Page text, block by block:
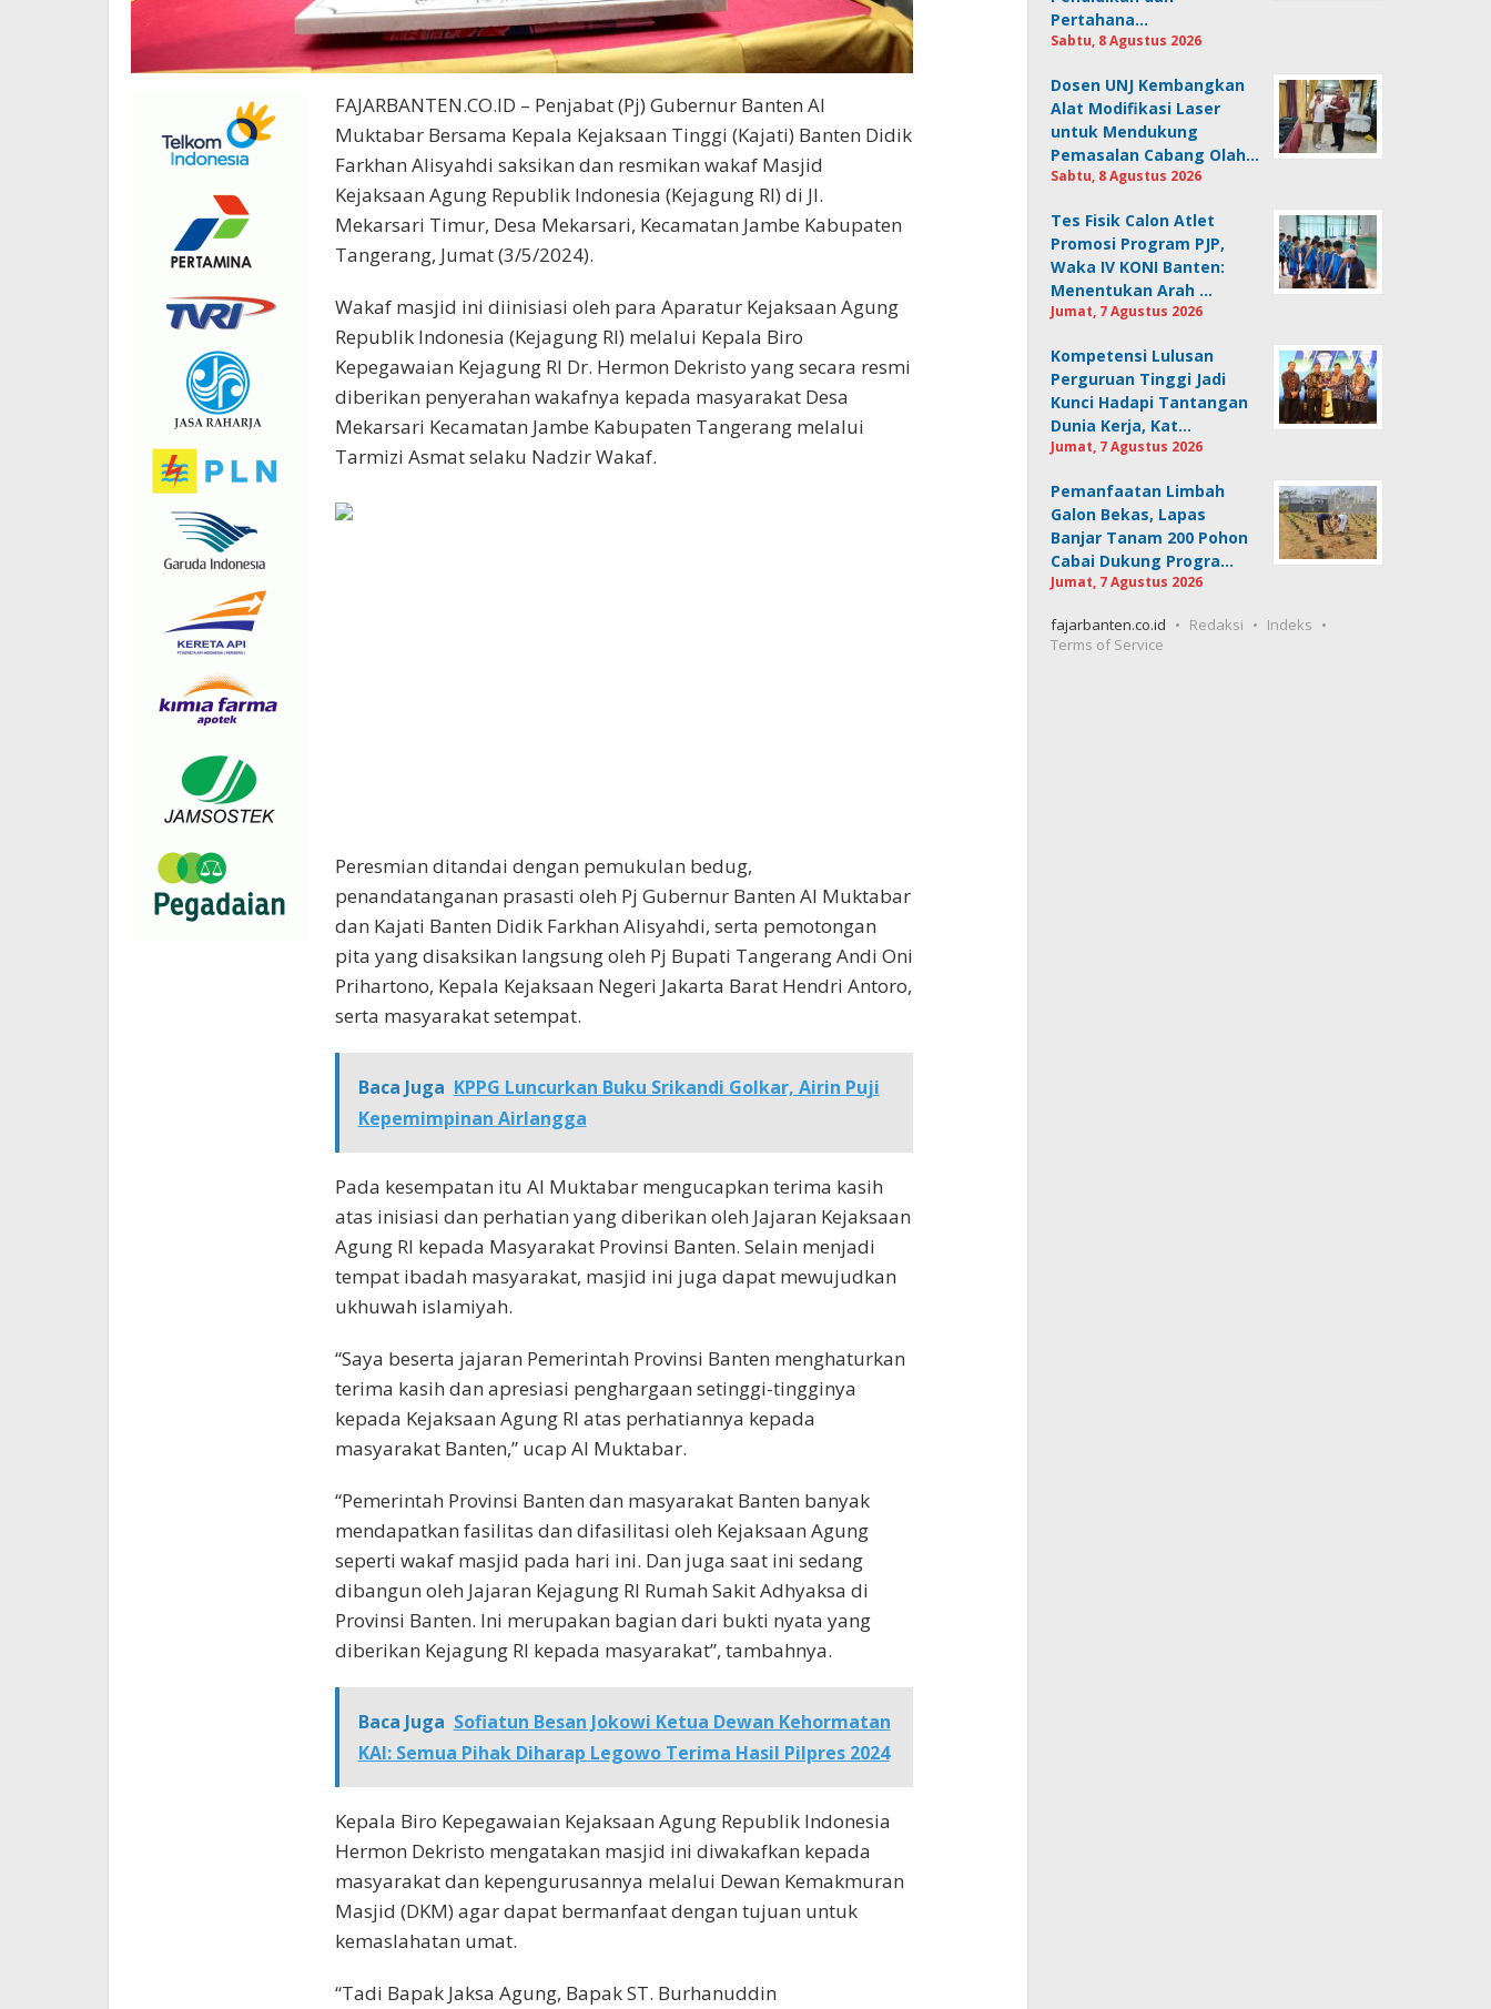
FAJARBANTEN.CO.ID – Penjabat (Pj) Gubernur Banten Al
Muktabar Bersama Kepala Kejaksaan Tinggi (Kajati) Banten Didik
Farkhan Alisyahdi saksikan dan resmikan wakaf Masjid
Kejaksaan Agung Republik Indonesia (Kejagung RI) di Jl.
Mekarsari Timur, Desa Mekarsari, Kecamatan Jambe Kabupaten
Tangerang, Jumat (3/5/2024).
Wakaf masjid ini diinisiasi oleh para Aparatur Kejaksaan Agung
Republik Indonesia (Kejagung RI) melalui Kepala Biro
Kepegawaian Kejagung RI Dr. Hermon Dekristo yang secara resmi
diberikan penyerahan wakafnya kepada masyarakat Desa
Mekarsari Kecamatan Jambe Kabupaten Tangerang melalui
Tarmizi Asmat selaku Nadzir Wakaf.
Peresmian ditandai dengan pemukulan bedug,
penandatanganan prasasti oleh Pj Gubernur Banten Al Muktabar
dan Kajati Banten Didik Farkhan Alisyahdi, serta pemotongan
pita yang disaksikan langsung oleh Pj Bupati Tangerang Andi Oni
Prihartono, Kepala Kejaksaan Negeri Jakarta Barat Hendri Antoro,
serta masyarakat setempat.
Baca Juga KPPG Luncurkan Buku Srikandi Golkar, Airin Puji
Kepemimpinan Airlangga
Pada kesempatan itu Al Muktabar mengucapkan terima kasih
atas inisiasi dan perhatian yang diberikan oleh Jajaran Kejaksaan
Agung RI kepada Masyarakat Provinsi Banten. Selain menjadi
tempat ibadah masyarakat, masjid ini juga dapat mewujudkan
ukhuwah islamiyah.
“Saya beserta jajaran Pemerintah Provinsi Banten menghaturkan
terima kasih dan apresiasi penghargaan setinggi-tingginya
kepada Kejaksaan Agung RI atas perhatiannya kepada
masyarakat Banten,” ucap Al Muktabar.
“Pemerintah Provinsi Banten dan masyarakat Banten banyak
mendapatkan fasilitas dan difasilitasi oleh Kejaksaan Agung
seperti wakaf masjid pada hari ini. Dan juga saat ini sedang
dibangun oleh Jajaran Kejagung RI Rumah Sakit Adhyaksa di
Provinsi Banten. Ini merupakan bagian dari bukti nyata yang
diberikan Kejagung RI kepada masyarakat”, tambahnya.
Baca Juga Sofiatun Besan Jokowi Ketua Dewan Kehormatan
KAI: Semua Pihak Diharap Legowo Terima Hasil Pilpres 2024
Kepala Biro Kepegawaian Kejaksaan Agung Republik Indonesia
Hermon Dekristo mengatakan masjid ini diwakafkan kepada
masyarakat dan kepengurusannya melalui Dewan Kemakmuran
Masjid (DKM) agar dapat bermanfaat dengan tujuan untuk
kemaslahatan umat.
“Tadi Bapak Jaksa Agung, Bapak ST. Burhanuddin
Pertahana…
Sabtu, 8 Agustus 2026
Dosen UNJ Kembangkan
Alat Modifikasi Laser
untuk Mendukung
Pemasalan Cabang Olah…
Sabtu, 8 Agustus 2026
Tes Fisik Calon Atlet
Promosi Program PJP,
Waka IV KONI Banten:
Menentukan Arah …
Jumat, 7 Agustus 2026
Kompetensi Lulusan
Perguruan Tinggi Jadi
Kunci Hadapi Tantangan
Dunia Kerja, Kat…
Jumat, 7 Agustus 2026
Pemanfaatan Limbah
Galon Bekas, Lapas
Banjar Tanam 200 Pohon
Cabai Dukung Progra…
Jumat, 7 Agustus 2026
fajarbanten.co.id Redaksi
Indeks
Terms of Service